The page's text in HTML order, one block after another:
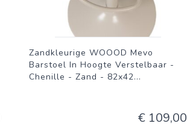
Zandkleurige WOOOD Mevo
Barstoel In Hoogte Verstelbaar -
Chenille - Zand - 82x42...
€ 109,00